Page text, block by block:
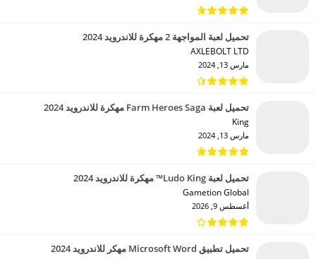
تحميل لعبة المواجهة 2 مهكرة للاندرويد 2024
AXLEBOLT LTD‏
مارس 13, 2024
تحميل لعبة Farm Heroes Saga مهكرة للاندرويد 2024
King‏
مارس 13, 2024
تحميل لعبة Ludo King™ مهكرة للاندرويد 2024
Gametion Global‏
أغسطس 9, 2026
تحميل تطبيق Microsoft Word مهكر للاندرويد 2024